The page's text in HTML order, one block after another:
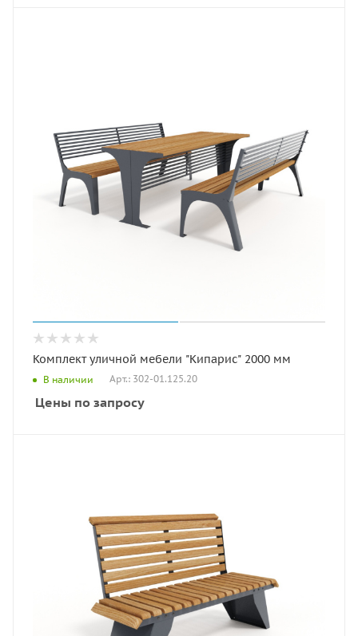
Комплект уличной мебели "Кипарис" 2000 мм
В наличии Арт.: 302-01.125.20
Цены по запросу